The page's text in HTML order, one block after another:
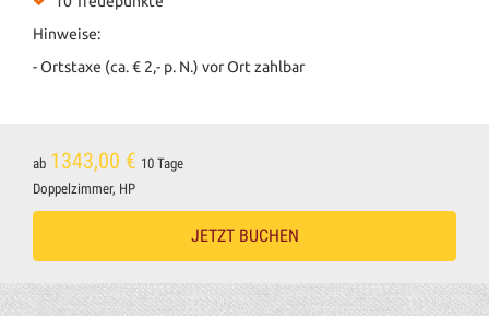
Hinweise:
- Ortstaxe (ca. € 2,- p. N.) vor Ort zahlbar
ab 1343,00 € 10 Tage
Doppelzimmer, HP
JETZT BUCHEN